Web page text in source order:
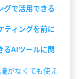
グで活用できる
ティングを前に
るAIツールに関
がなくても使え